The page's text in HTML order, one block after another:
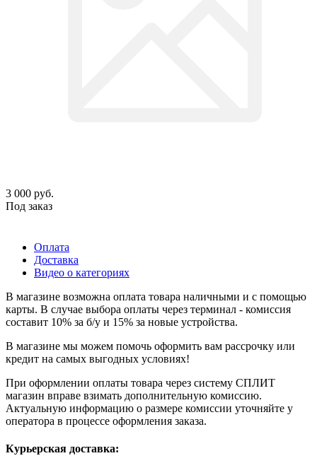
3 000 руб.
Под заказ
Оплата
Доставка
Видео о категориях
В магазине возможна оплата товара наличными и с помощью
карты. В случае выбора оплаты через терминал - комиссия
составит 10% за б/у и 15% за новые устройства.
В магазине мы можем помочь оформить вам рассрочку или
кредит на самых выгодных условиях!
При оформлении оплаты товара через систему СПЛИТ
магазин вправе взимать дополнительную комиссию.
Актуальную информацию о размере комиссии уточняйте у
оператора в процессе оформления заказа.
Курьерская доставка: